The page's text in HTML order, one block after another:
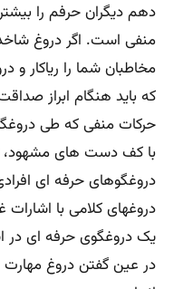
دهم دیگران حرفم را
منفی است. اگر دروغ
مخاطبان شما را ریاکار و
که باید هنگام ابراز
حرکات منفی که طی
با کف دست های مشهود،
دروغگوهای حرفه ای
دروغهای کلامی با
یک دروغگوی حرفه ای در
در عین گفتن دروغ مهارت